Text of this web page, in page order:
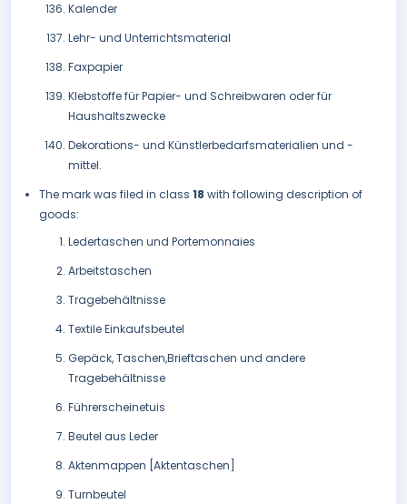
Kalender
Lehr- und Unterrichtsmaterial
Faxpapier
Klebstoffe für Papier- und Schreibwaren oder für
Haushaltszwecke
Dekorations- und Künstlerbedarfsmaterialien und -
mittel.
The mark was filed in class 18 with following description of
goods:
Ledertaschen und Portemonnaies
Arbeitstaschen
Tragebehältnisse
Textile Einkaufsbeutel
Gepäck, Taschen,Brieftaschen und andere
Tragebehältnisse
Führerscheinetuis
Beutel aus Leder
Aktenmappen [Aktentaschen]
Turnbeutel